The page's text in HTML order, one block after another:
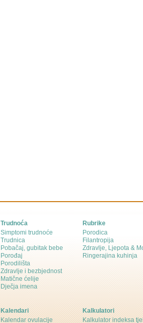
Trudnoća
Simptomi trudnoće
Trudnica
Pobačaj, gubitak bebe
Porođaj
Porodilišta
Zdravlje i bezbjednost
Matične ćelije
Dječja imena
Rubrike
Porodica
Filantropija
Zdravlje, Ljepota &
Ringerajina kuhinja
Kalendari
Kalendar ovulacije
Kalkulatori
Kalkulator indeksa